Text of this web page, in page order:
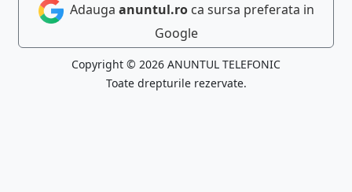
Adauga anuntul.roca sursa preferata in
Google
Copyright © 2026 ANUNTUL TELEFONIC
Toate drepturile rezervate.